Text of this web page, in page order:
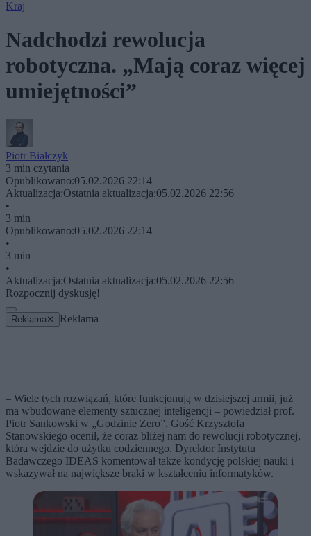
Kraj
Nadchodzi rewolucja
robotyczna. „Mają coraz więcej
umiejętności”
Piotr Białczyk
3 min czytania
Opublikowano:05.02.2026 22:14
Aktualizacja:Ostatnia aktualizacja:05.02.2026 22:56
•
3 min
Opublikowano:05.02.2026 22:14
•
3 min
•
Aktualizacja:Ostatnia aktualizacja:05.02.2026 22:56
Rozpocznij dyskusję!
Reklama ✕ Reklama
– Wiele tych rozwiązań, które funkcjonują w dzisiejszej armii, już
ma wbudowane elementy sztucznej inteligencji – powiedział prof.
Piotr Sankowski w „Godzinie Zero”. Gość Krzysztofa
Stanowskiego ocenił, że coraz bliżej nam do rewolucji robotycznej,
która wejdzie do użytku codziennego. Dyrektor Instytutu
Badawczego IDEAS komentował także kondycję polskiej nauki i
wskazywał na największe braki w kształceniu informatyków.